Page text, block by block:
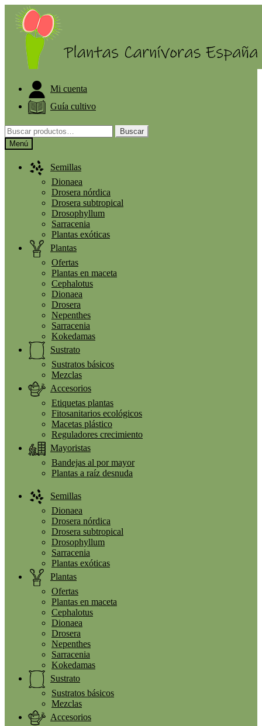
navegación
contenido
Mi cuenta
Guía cultivo
Buscar
por:
Buscar
Menú
Semillas
Dionaea
Drosera nórdica
Drosera subtropical
Drosophyllum
Sarracenia
Plantas exóticas
Plantas
Ofertas
Plantas en maceta
Cephalotus
Dionaea
Drosera
Nepenthes
Sarracenia
Kokedamas
Sustrato
Sustratos básicos
Mezclas
Accesorios
Etiquetas plantas
Fitosanitarios ecológicos
Macetas plástico
Reguladores crecimiento
Mayoristas
Bandejas al por mayor
Plantas a raíz desnuda
Semillas
Dionaea
Drosera nórdica
Drosera subtropical
Drosophyllum
Sarracenia
Plantas exóticas
Plantas
Ofertas
Plantas en maceta
Cephalotus
Dionaea
Drosera
Nepenthes
Sarracenia
Kokedamas
Sustrato
Sustratos básicos
Mezclas
Accesorios
ELIGE PLANTA GRATIS A PARTIR DE 30€